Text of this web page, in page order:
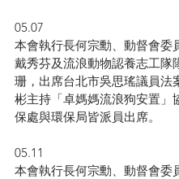
05.07
本會執行長何宗勳、動督會委
戴秀芬及流浪動物認養志工隊
珊，出席台北市吳思瑤議員法
彬主持「卓媽媽流浪狗安置」
保處與環保局皆派員出席。
05.11
本會執行長何宗勳、動督會委